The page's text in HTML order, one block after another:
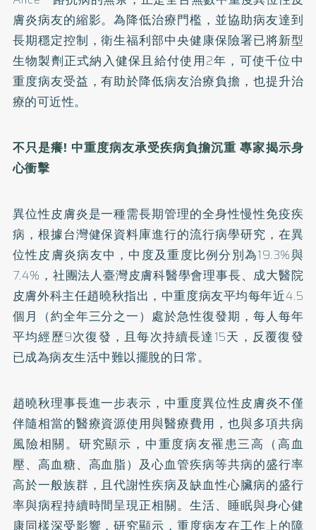
膚炎病友的縮影。為降低治療門檻，並協助病友達到
長期穩定控制，衛生福利部中央健康保險署已將新型
生物製劑正式納入健保且給付使用2年，可使千位中
重度病友受益，有助於降低病友治療負擔，也提升治
療的可近性。
不只是癢! 中重度病友承受疾病負擔沉重 專家揭示身
心衝擊
異位性皮膚炎是一種需長期管理的全身性慢性免疫疾
病，根據台灣健保資料庫進行的流行病學研究，在異
位性皮膚炎病友中，中度及重度比例分別為19.3%與
7.4%，社團法人臺灣皮膚科醫學會理事長、成大醫院
皮膚外科主任趙曉秋指出，中重度病友平均每年近4.5
個月（約全年三分之一）處於急性復發期，每人每年
平均經歷9次復發，且每次持續長達15天，反覆復發
已成為病友生活中難以擺脫的日常。
趙曉秋理事長進一步表示，中重度異位性皮膚炎不僅
伴隨相當的醫療資源使用與醫療費用，也與多項共病
風險相關。研究顯示，中重度病友罹患三高（高血
壓、高血糖、高血脂）及心血管疾病等共病的盛行率
高於一般族群，且代謝性疾病及缺血性心臟病的盛行
率與病程持續時間呈現正相關。生活、睡眠與身心健
康同樣深受影響，研究顯示，重度病友在工作上的障